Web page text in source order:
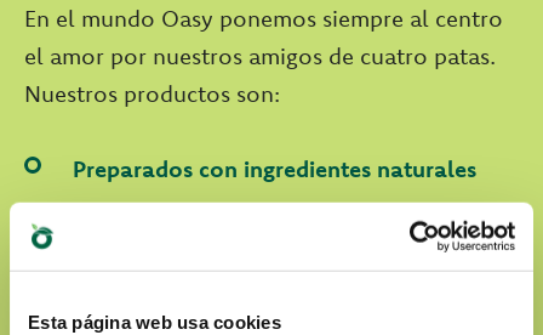
Esta página web usa cookies
En el mundo Oasy ponemos siempre al centro
el amor por nuestros amigos de cuatro patas.
Nuestros productos son:
Preparados con ingredientes naturales
Sin OGM ni soja
Cruelty-free